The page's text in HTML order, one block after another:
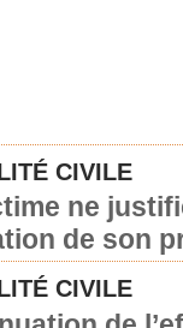
CIVILE
ne
de son
CIVILE